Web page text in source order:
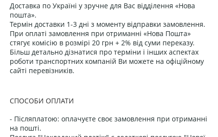
Доставка по Україні у зручне для Вас відділення «Нова
пошта».
Термін доставки 1-3 дні з моменту відправки замовлення.
При оплаті замовлення при отриманні «Нова Пошта»
стягує комісію в розмірі 20 грн + 2% від суми переказу.
Більш детально дізнатися про терміни і інших аспектах
роботи транспортних компаній Ви можете на офіційному
сайті перевізників.
СПОСОБИ ОПЛАТИ
- Післяплатою: оплачуєте своє замовлення при отриманні
на пошті.